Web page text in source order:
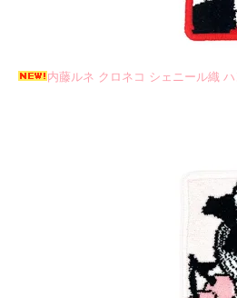
内藤ルネ クロネコ シェニール織